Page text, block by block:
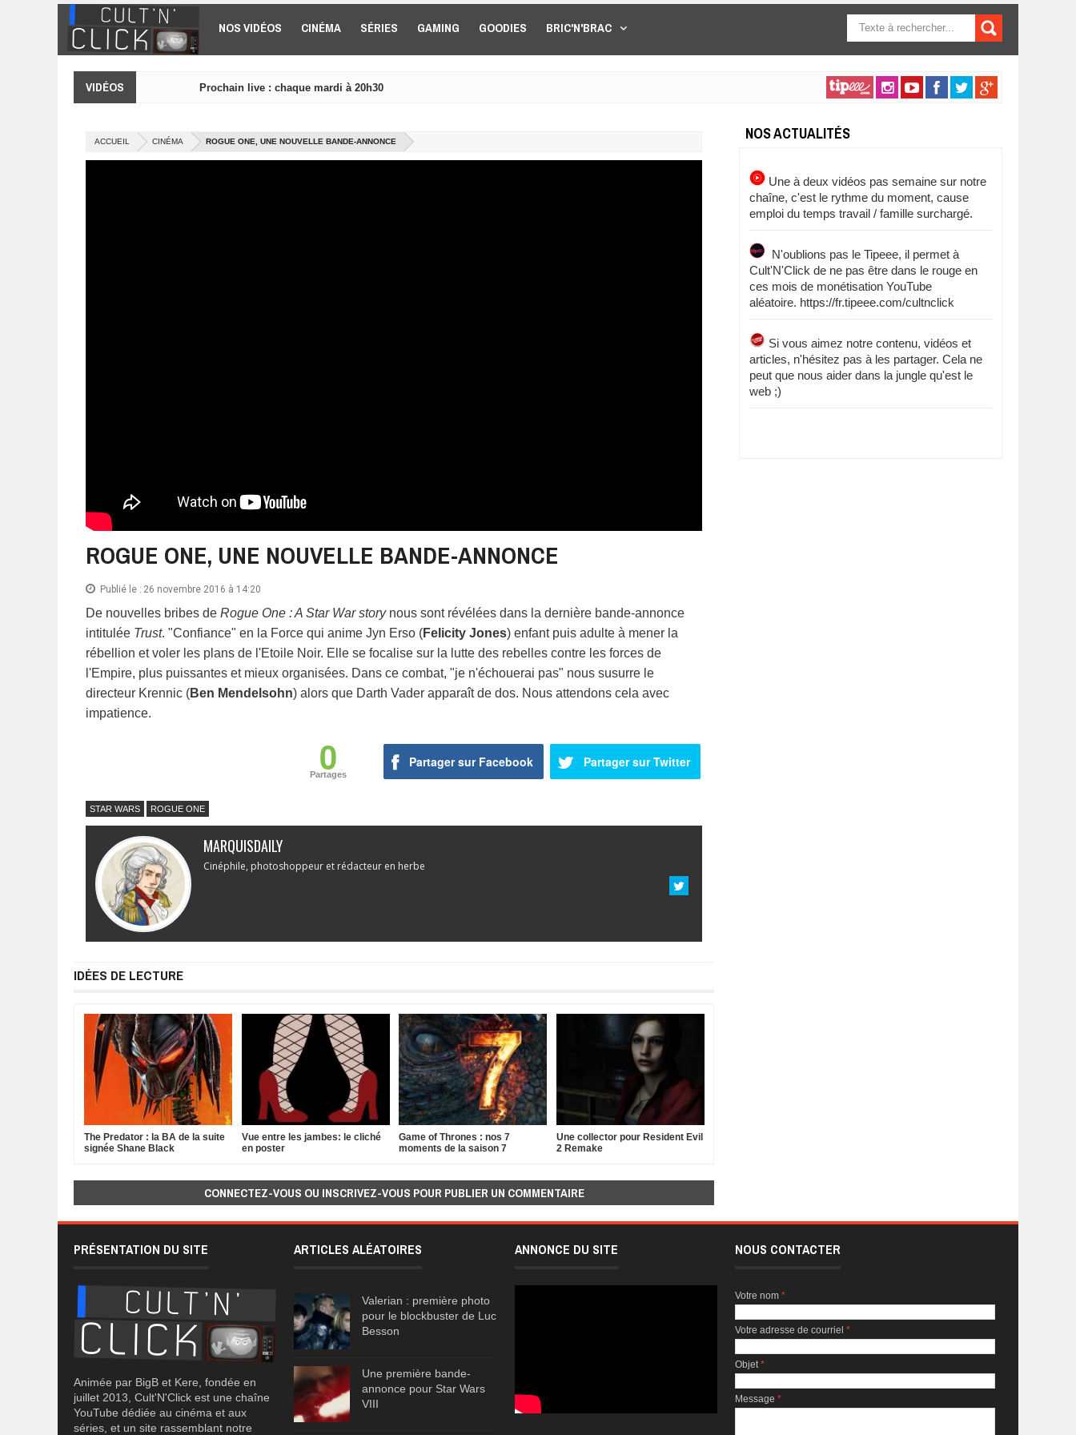
Aller au contenu principal
NOS VIDÉOS CINÉMA SÉRIES GAMING GOODIES BRIC'N'BRAC
FORMULAIRE DE
RECHERCHE
VIDÉOS Prochain live : chaque mardi à 20h30
ACCUEIL CINÉMA ROGUE ONE, UNE NOUVELLE BANDE-ANNONCE
ROGUE ONE, UNE NOUVELLE BANDE-ANNONCE
Publié le : 26 novembre 2016 à 14:20
De nouvelles bribes de Rogue One : A Star War storynous sont révélées dans la dernière bande-annonce
intitulée Trust. "Confiance" en la Force qui anime Jyn Erso (Felicity Jones) enfant puis adulte à mener la
rébellion et voler les plans de l'Etoile Noir. Elle se focalise sur la lutte des rebelles contre les forces de
l'Empire, plus puissantes et mieux organisées. Dans ce combat, "je n'échouerai pas" nous susurre le
directeur Krennic (Ben Mendelsohn) alors que Darth Vader apparaît de dos. Nous attendons cela avec
impatience.
0
Partages
Partager sur Facebook Partager sur Twitter
STAR WARS ROGUE ONE
MARQUISDAILY
Cinéphile, photoshoppeur et rédacteur en herbe
IDÉES DE LECTURE
The Predator : la BA de la suite
signée Shane Black
Vue entre les jambes: le cliché
en poster
Game of Thrones : nos 7
moments de la saison 7
Une collector pour Resident Evil
2 Remake
CONNECTEZ-VOUS OU INSCRIVEZ-VOUS POUR PUBLIER UN COMMENTAIRE
NOS ACTUALITÉS
Une à deux vidéos pas semaine sur notre
chaîne, c'est le rythme du moment, cause
emploi du temps travail / famille surchargé.
N'oublions pas le Tipeee, il permet à
Cult'N'Click de ne pas être dans le rouge en
ces mois de monétisation YouTube
aléatoire. https://fr.tipeee.com/cultnclick
Si vous aimez notre contenu, vidéos et
articles, n'hésitez pas à les partager. Cela ne
peut que nous aider dans la jungle qu'est le
web ;)
PRÉSENTATION DU SITE
Animée par BigB et Kere, fondée en
juillet 2013, Cult'N'Click est une chaîne
YouTube dédiée au cinéma et aux
séries, et un site rassemblant notre
ARTICLES ALÉATOIRES
Valerian : première photo
pour le blockbuster de Luc
Besson
Une première bande-
annonce pour Star Wars
VIII
ANNONCE DU SITE NOUS CONTACTER
Votre nom*
Votre adresse de courriel*
Objet*
Message*